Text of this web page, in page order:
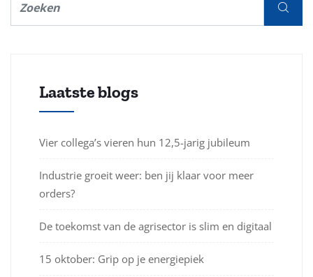
Laatste blogs
Vier collega’s vieren hun 12,5-jarig jubileum
Industrie groeit weer: ben jij klaar voor meer
orders?
De toekomst van de agrisector is slim en digitaal
15 oktober: Grip op je energiepiek